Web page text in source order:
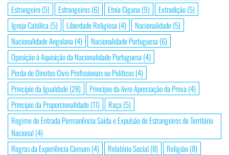
Estrangeiro(5) Estrangeiros(6) Etnia Cigana (9) Extradição(5)
Igreja Católica (5) Liberdade Religiosa (4) Nacionalidade(5)
Nacionalidade Angolana (4) Nacionalidade Portuguesa (6)
Oposição à Aquisição da Nacionalidade Portuguesa (4)
Perda de Direitos Civis Profissionais ou Políticos(4)
Princípio da Igualdade(28) Princípio da livre Apreciação da Prova (4)
Princípio da Proporcionalidade(11) Raça (5)
Regime de Entrada Permanência Saída e Expulsão de Estrangeiros do Território
Nacional (4)
Regras da Experiência Comum (4) Relatório Social (8) Religião(8)